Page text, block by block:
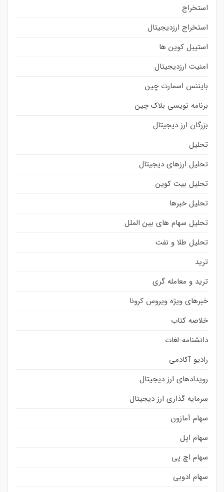
استخراج
استخراج ارزدیجیتال
استیبل کوین ها
امنیت ارزدیجیتال
بایننس اسمارت چین
برنامه نویسی بلاک چین
بزرگان ارز دیجیتال
تحلیل
تحلیل ارزهای دیجیتال
تحلیل بیت کوین
تحلیل خبرها
تحلیل سهام های بین الملل
تحلیل طلا و نفت
ترید
ترید و معامله گری
خبرهای ویژه ویروس کرونا
خلاصه کتاب
دانشنامه-لغات
رادیو آکادمی
رویدادهای ارز دیجیتال
سرمایه گذاری ارز دیجیتال
سهام آمازون
سهام اپل
سهام اچ پی
سهام ادوبی